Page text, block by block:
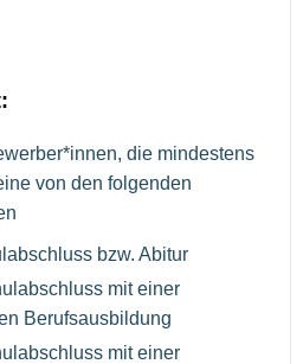
die mindestens
von den folgenden
bzw. Abitur
mit einer
Berufsausbildung
mit einer